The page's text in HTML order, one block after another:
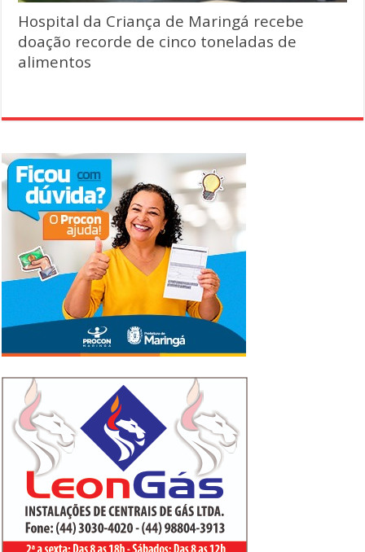
Hospital da Criança de Maringá recebe
doação recorde de cinco toneladas de
alimentos